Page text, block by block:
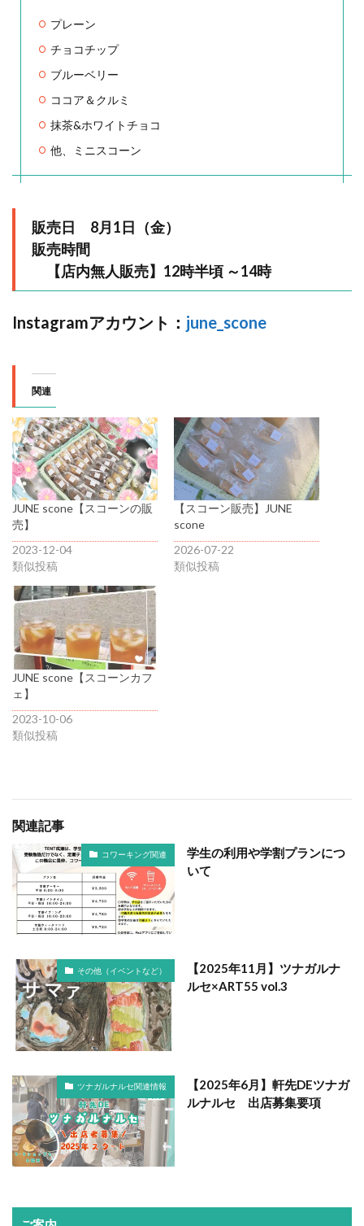
プレーン
チョコチップ
ブルーベリー
ココア＆クルミ
抹茶&ホワイトチョコ
他、ミニスコーン
販売日 8月1日（金）
販売時間
【店内無人販売】12時半頃 ～14時
Instagramアカウント： june_scone
関連
JUNE scone【スコーンの販
売】
2023-12-04
類似投稿
【スコーン販売】JUNE
scone
2026-07-22
類似投稿
JUNE scone【スコーンカフ
ェ】
2023-10-06
類似投稿
関連記事
コワーキング関連
学生の利用や学割プランにつ
いて
その他（イベントなど）
【2025年11月】ツナガルナ
ルセ×ART55 vol.3
ツナガルナルセ関連情報
【2025年6月】軒先DEツナガ
ルナルセ 出店募集要項